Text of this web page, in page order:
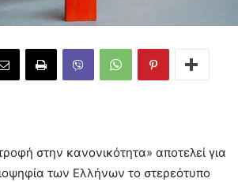
στην κανονικότητα» αποτελεί για
των Ελλήνων το στερεότυπο